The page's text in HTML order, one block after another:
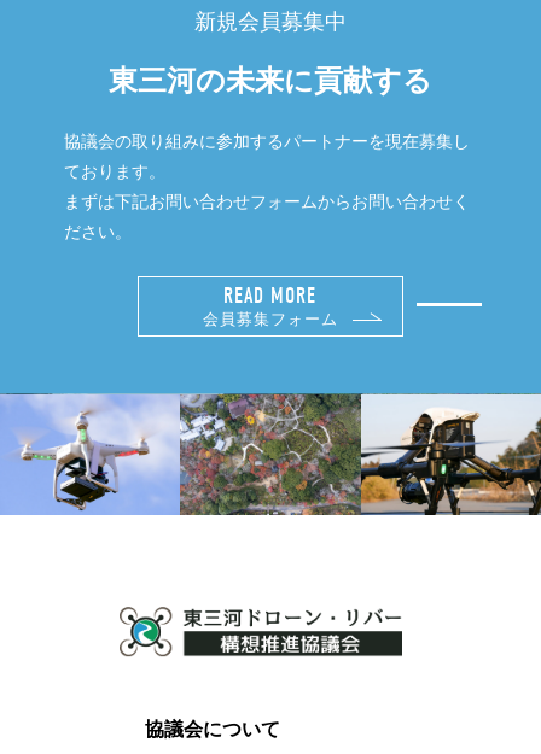
新規会員募集中
東三河の未来に貢献する
協議会の取り組みに参加するパートナーを現在募集し
ております。
まずは下記お問い合わせフォームからお問い合わせく
ださい。
READ MORE
会員募集フォーム
協議会について